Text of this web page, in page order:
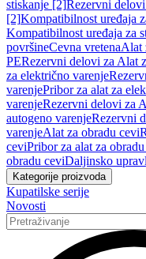
stiskanje [2]Rezervni
[2]Kompatibilnost uređaja
Kompatibilnost uređaja za
površineCevna vretenaAlat
PERezervni delovi za Alat
za električno varenje
varenjePribor za alat za
varenjeRezervni delovi za
autogeno varenjeRezervni
varenjeAlat za obradu cevi
ceviPribor za alat za
obradu ceviDaljinsko
Kategorije proizvoda
Kupatilske serije
Novosti